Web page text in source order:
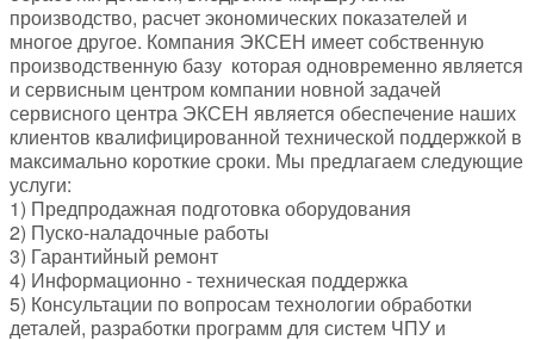
производство, расчет экономических показателей и
многое другое. Компания ЭКСЕН имеет собственную
производственную базу которая одновременно является
и сервисным центром компании новной задачей
сервисного центра ЭКСЕН является обеспечение наших
клиентов квалифицированной технической поддержкой в
максимально короткие сроки. Мы предлагаем следующие
услуги:
1) Предпродажная подготовка оборудования
2) Пуско-наладочные работы
3) Гарантийный ремонт
4) Информационно - техническая поддержка
5) Консультации по вопросам технологии обработки
деталей, разработки программ для систем ЧПУ и